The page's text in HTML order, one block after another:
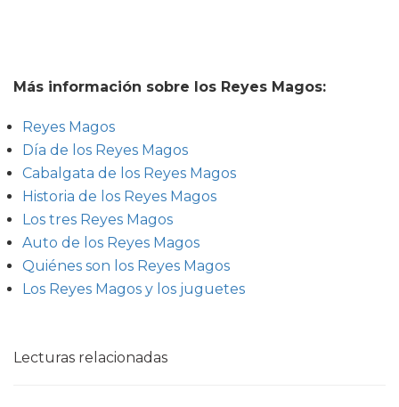
Más información sobre los Reyes Magos:
Reyes Magos
Día de los Reyes Magos
Cabalgata de los Reyes Magos
Historia de los Reyes Magos
Los tres Reyes Magos
Auto de los Reyes Magos
Quiénes son los Reyes Magos
Los Reyes Magos y los juguetes
Lecturas relacionadas